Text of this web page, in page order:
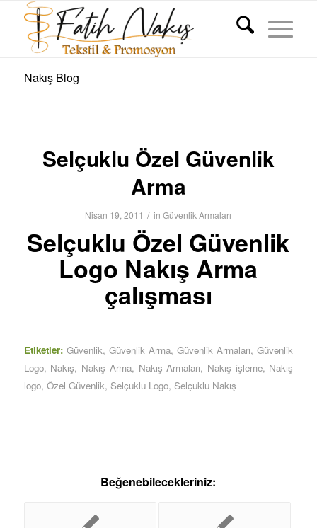
Nakış Blog
Selçuklu Özel Güvenlik
Arma
Nisan 19, 2011 / inGüvenlik Armaları
Selçuklu Özel Güvenlik
Logo Nakış Arma
çalışması
Etiketler: Güvenlik, Güvenlik Arma,Güvenlik Armaları,Güvenlik
Logo, Nakış, Nakış Arma, Nakış Armaları, Nakış işleme, Nakış
logo, Özel Güvenlik, Selçuklu Logo, Selçuklu Nakış
Beğenebilecekleriniz: